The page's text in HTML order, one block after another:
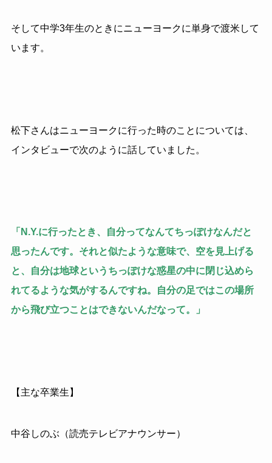
そして中学3年生のときにニューヨークに単身で渡米して
います。
松下さんはニューヨークに行った時のことについては、
インタビューで次のように話していました。
「N.Y.に行ったとき、自分ってなんてちっぽけなんだと
思ったんです。それと似たような意味で、空を見上げる
と、自分は地球というちっぽけな惑星の中に閉じ込めら
れてるような気がするんですね。自分の足ではこの場所
から飛び立つことはできないんだなって。」
【主な卒業生】
中谷しのぶ（読売テレビアナウンサー）